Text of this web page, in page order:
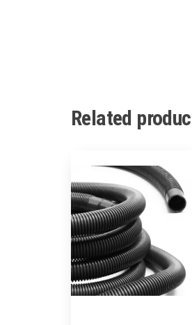
Related